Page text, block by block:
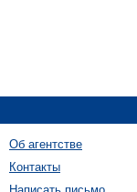
Об агентстве
Контакты